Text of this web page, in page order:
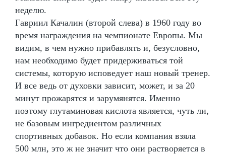
неделю.
Гавриил Качалин (второй слева) в 1960 году во
время награждения на чемпионате Европы. Мы
видим, в чем нужно прибавлять и, безусловно,
нам необходимо будет придерживаться той
системы, которую исповедует наш новый тренер.
И все ведь от духовки зависит, может, и за 20
минут прожарятся и зарумянятся. Именно
поэтому глутаминовая кислота является, чуть ли,
не базовым ингредиентом различных
спортивных добавок. Но если компания взяла
500 млн, это ж не значит что они растворяется в